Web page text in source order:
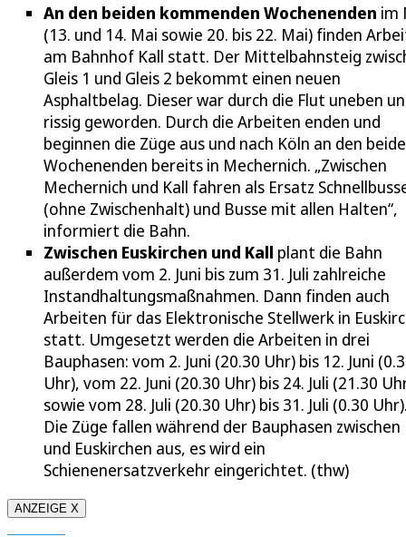
An den beiden kommenden Wochenenden im
(13. und 14. Mai sowie 20. bis 22. Mai) finden
am Bahnhof Kall statt. Der Mittelbahnsteig
Gleis 1 und Gleis 2 bekommt einen neuen
Asphaltbelag. Dieser war durch die Flut uneben
rissig geworden. Durch die Arbeiten enden und
beginnen die Züge aus und nach Köln an den
Wochenenden bereits in Mechernich. „Zwischen
Mechernich und Kall fahren als Ersatz
(ohne Zwischenhalt) und Busse mit allen Halten“,
informiert die Bahn.
Zwischen Euskirchen und Kall plant die Bahn
außerdem vom 2. Juni bis zum 31. Juli zahlreiche
Instandhaltungsmaßnahmen. Dann finden auch
Arbeiten für das Elektronische Stellwerk in
statt. Umgesetzt werden die Arbeiten in drei
Bauphasen: vom 2. Juni (20.30 Uhr) bis 12. Juni
Uhr), vom 22. Juni (20.30 Uhr) bis 24. Juli (21.30
sowie vom 28. Juli (20.30 Uhr) bis 31. Juli (0.30
Die Züge fallen während der Bauphasen zwischen
und Euskirchen aus, es wird ein
Schienenersatzverkehr eingerichtet. (thw)
ANZEIGE X